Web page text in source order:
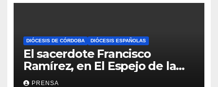
DIÓCESIS DE CÓRDOBA DIÓCESIS ESPAÑOLAS
El sacerdote Francisco
Ramírez, en El Espejo de la
Iglesia
PRENSA